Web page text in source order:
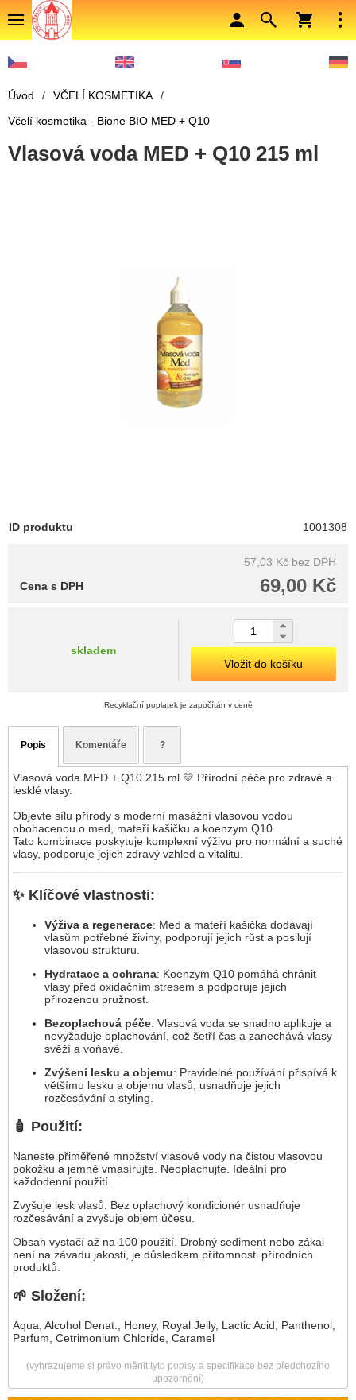
Úvod / VČELÍ KOSMETIKA
/
Včelí kosmetika - Bione BIO MED + Q10
Vlasová voda MED + Q10 215 ml
ID produktu 1001308
57,03 Kč bez DPH
69,00 Kč
Cena s DPH
skladem
Vložit do košíku
Recyklační poplatek je započítán v ceně
Popis Komentáře ?
Vlasová voda MED + Q10 215 ml 💛 Přírodní péče pro zdravé a
lesklé vlasy.
Objevte sílu přírody s moderní masážní vlasovou vodou
obohacenou o med, mateří kašičku a koenzym Q10.
Tato kombinace poskytuje komplexní výživu pro normální a suché
vlasy, podporuje jejich zdravý vzhled a vitalitu.
✨ Klíčové vlastnosti:
Výživa a regenerace: Med a mateří kašička dodávají
vlasům potřebné živiny, podporují jejich růst a posilují
vlasovou strukturu.​
Hydratace a ochrana: Koenzym Q10 pomáhá chránit
vlasy před oxidačním stresem a podporuje jejich
přirozenou pružnost.​
Bezoplachová péče: Vlasová voda se snadno aplikuje a
nevyžaduje oplachování, což šetří čas a zanechává vlasy
svěží a voňavé.​
Zvýšení lesku a objemu: Pravidelné používání přispívá k
většímu lesku a objemu vlasů, usnadňuje jejich
rozčesávání a styling.
🧴 Použití:
Naneste přiměřené množství vlasové vody na čistou vlasovou
pokožku a jemně vmasírujte. Neoplachujte. Ideální pro
každodenní použití.
Zvyšuje lesk vlasů. Bez oplachový kondicionér usnadňuje
rozčesávání a zvyšuje objem účesu.
Obsah vystačí až na 100 použití. Drobný sediment nebo zákal
není na závadu jakosti, je důsledkem přítomnosti přírodních
produktů.
🌱 Složení:
Aqua, Alcohol Denat., Honey, Royal Jelly, Lactic Acid, Panthenol,
Parfum, Cetrimonium Chloride, Caramel
(vyhrazujeme si právo měnit tyto popisy a specifikace bez předchozího
upozornění)